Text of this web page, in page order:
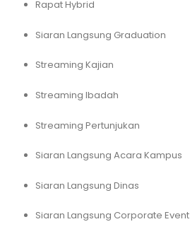
Rapat Hybrid
Siaran Langsung Graduation
Streaming Kajian
Streaming Ibadah
Streaming Pertunjukan
Siaran Langsung Acara Kampus
Siaran Langsung Dinas
Siaran Langsung Corporate Event